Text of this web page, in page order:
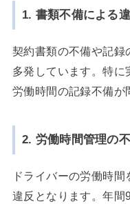
1. 書類不備による
契約書類の不備や記録
多発しています。特に
労働時間の記録不備が
2. 労働時間管理の
ドライバーの労働時間
違反となります。年間